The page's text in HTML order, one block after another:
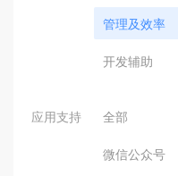
管理及效率
开发辅助
应用支持 全部
微信公众号